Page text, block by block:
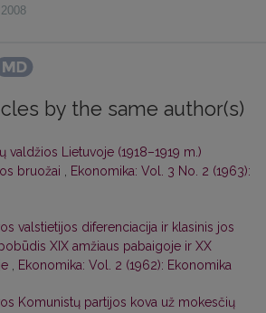
2008
by the same author(s)
valdžios Lietuvoje (1918–1919 m.)
bruožai
Ekonomika: Vol. 3 No. 2 (1963):
valstietijos diferenciacija ir klasinis jos
XIX amžiaus pabaigoje ir XX
Ekonomika: Vol. 2 (1962): Ekonomika
Komunistų partijos kova už mokesčių